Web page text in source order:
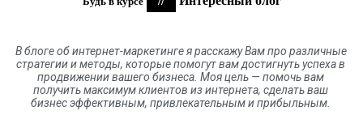
В блогеобинтернет-маркетинге я расскажу Вам про различные
стратегии и методы, которые помогут вам достигнуть успеха в
продвижении вашего бизнеса. Моя цель — помочь вам
получить максимум клиентовизинтернета, сделать ваш
бизнес эффективным, привлекательным и прибыльным.